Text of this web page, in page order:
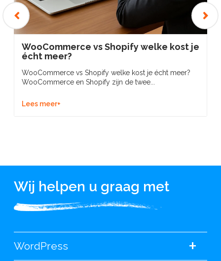
WooCommerce vs Shopify welke kost je
écht meer?
WooCommerce vs Shopify welke kost je écht meer?
WooCommerce en Shopify zijn de twee...
Lees meer+
‹ ›
Wij helpen u graag met
WordPress +